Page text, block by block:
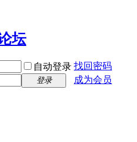
自动登录 找回密码
登录
成为会员